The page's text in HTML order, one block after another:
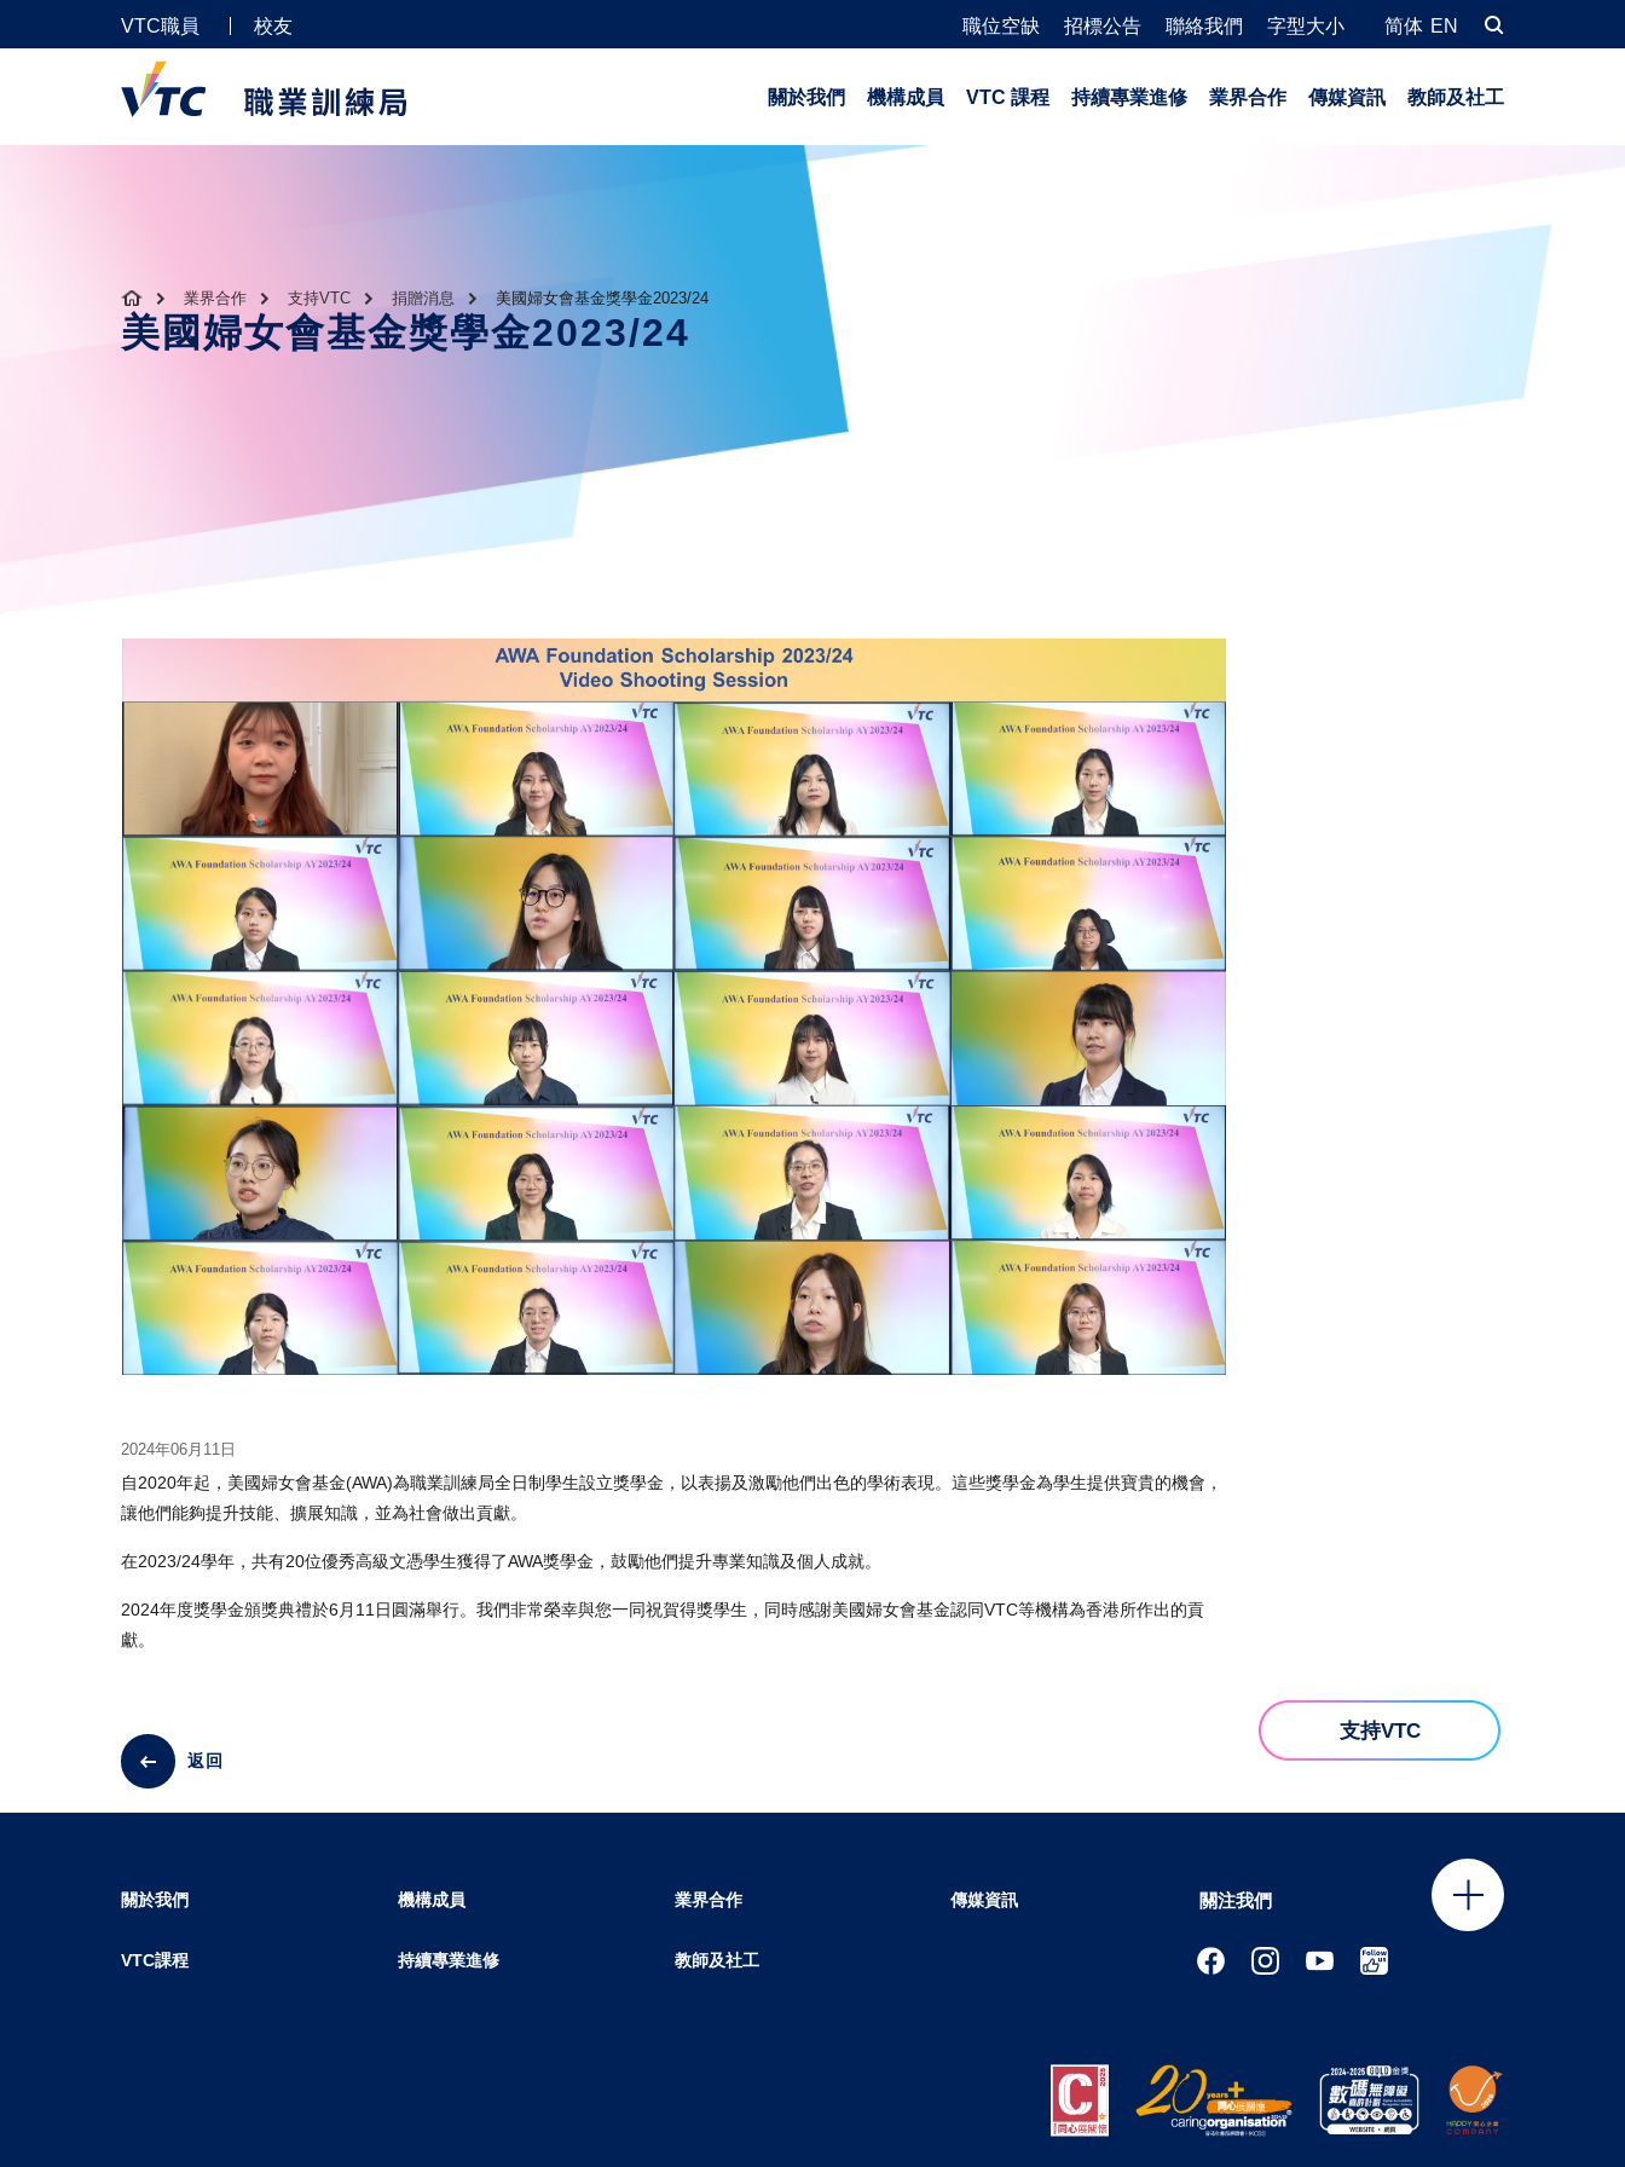
VTC職員 校友 職位空缺 招標公告 聯絡我們 字型大小 简体 EN
關於我們 機構成員 VTC 課程 持續專業進修 業界合作 傳媒資訊 教師及社工
業界合作 支持VTC 捐贈消息 美國婦女會基金獎學金2023/24
美國婦女會基金獎學金2023/24
2024年06月11日
自2020年起，美國婦女會基金(AWA)為職業訓練局全日制學生設立獎學金，以表揚及激勵他們出色的學術表現。這些獎學金為學生提供寶貴的機會，
讓他們能夠提升技能、擴展知識，並為社會做出貢獻。
在2023/24學年，共有20位優秀高級文憑學生獲得了AWA獎學金，鼓勵他們提升專業知識及個人成就。
2024年度獎學金頒獎典禮於6月11日圓滿舉行。我們非常榮幸與您一同祝賀得獎學生，同時感謝美國婦女會基金認同VTC等機構為香港所作出的貢
獻。
返回
支持VTC
關注我們
關於我們 機構成員 業界合作 傳媒資訊
VTC課程 持續專業進修 教師及社工